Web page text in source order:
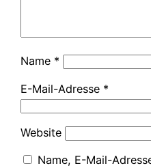
Name *
E-Mail-Adresse *
Website
Name, E-Mail-